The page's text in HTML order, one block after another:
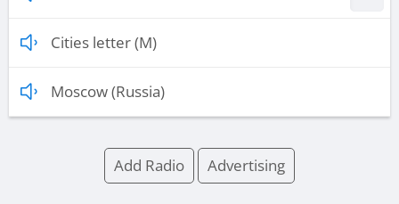
Cities letter (M)
Moscow (Russia)
Add Radio Advertising